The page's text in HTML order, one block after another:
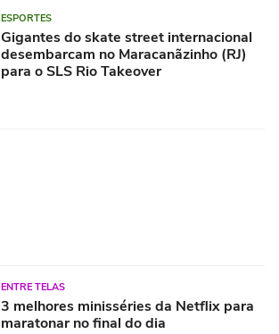
ESPORTES
Gigantes do skate street internacional
desembarcam no Maracanãzinho (RJ)
para o SLS Rio Takeover
ENTRE TELAS
3 melhores minisséries da Netflix para
maratonar no final do dia